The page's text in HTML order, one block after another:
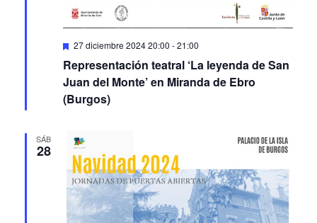
Featured
27 diciembre 2024 20:00 -21:00
Representación teatral ‘La leyenda de San
Juan del Monte’ en Miranda de Ebro
(Burgos)
SÁB
28